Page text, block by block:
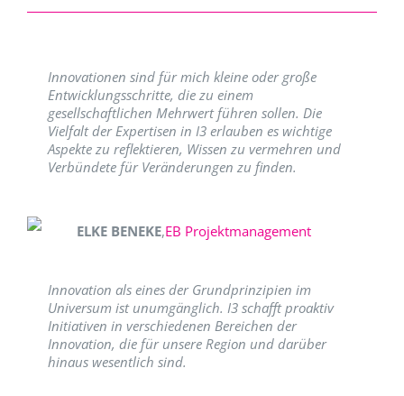
Innovationen sind für mich kleine oder große
Entwicklungsschritte, die zu einem
gesellschaftlichen Mehrwert führen sollen. Die
Vielfalt der Expertisen in I3 erlauben es wichtige
Aspekte zu reflektieren, Wissen zu vermehren und
Verbündete für Veränderungen zu finden.
ELKE BENEKE,EB Projektmanagement
Innovation als eines der Grundprinzipien im
Universum ist unumgänglich. I3 schafft proaktiv
Initiativen in verschiedenen Bereichen der
Innovation, die für unsere Region und darüber
hinaus wesentlich sind.